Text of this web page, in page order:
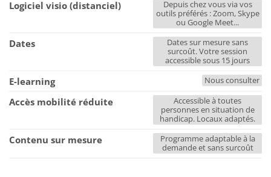
Logiciel visio (distanciel)
Depuis chez vous via vos
outils préférés : Zoom, Skype
ou Google Meet...
Dates
Dates sur mesure sans
surcoût. Votre session
accessible sous 15 jours
E-learning Nous consulter
Accès mobilité réduite
Accessible à toutes
personnes en situation de
handicap. Locaux adaptés.
Contenu sur mesure
Programme adaptable à la
demande et sans surcoût